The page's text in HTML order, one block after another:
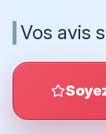
Vos avis